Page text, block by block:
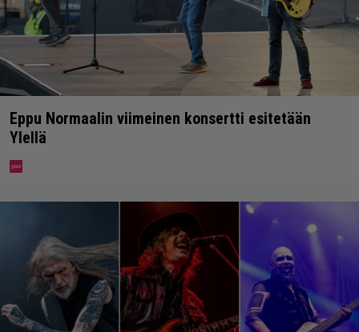
Eppu Normaalin viimeinen konsertti esitetään
Ylellä